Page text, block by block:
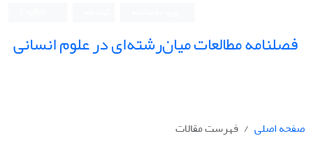
فصلنامه مطالعات میان‌رشته‌ای در علوم انسانی
صفحه اصلی
فهرست مقالات